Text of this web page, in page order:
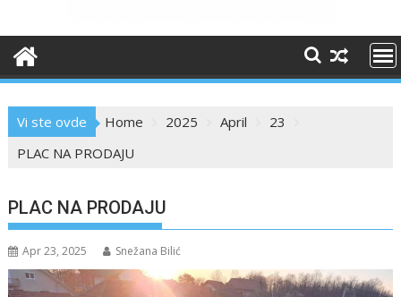
Vi ste ovde Home 2025 April
23
PLAC NA PRODAJU
PLAC NA PRODAJU
Apr 23, 2025 Snežana Bilić